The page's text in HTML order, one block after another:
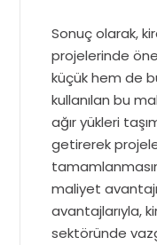
Sonuç olarak,
projelerinde
küçük hem de
kullanılan bu
ağır yükleri
getirerek
maliyet
avantajlarıyla,
sektöründe